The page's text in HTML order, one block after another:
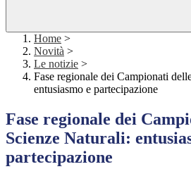
Home >
Novità >
Le notizie >
Fase regionale dei Campionati
entusiasmo e partecipazione
Fase regionale dei
Scienze Naturali:
partecipazione